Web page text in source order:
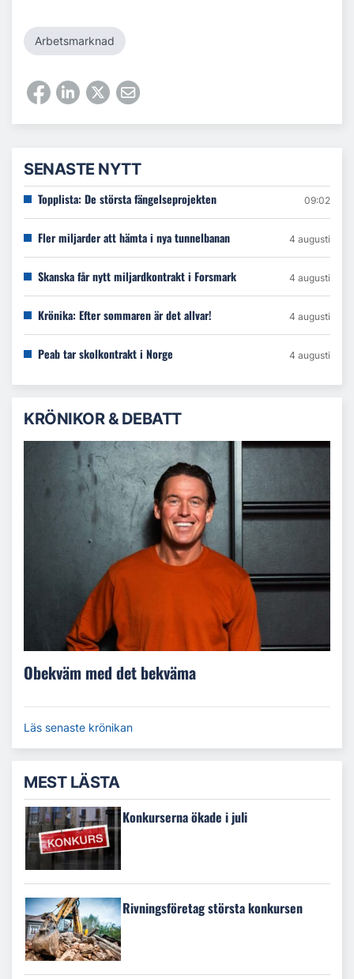
Arbetsmarknad
SENASTE NYTT
Topplista: De största fängelseprojekten 09:02
Fler miljarder att hämta i nya tunnelbanan 4 augusti
Skanska får nytt miljardkontrakt i Forsmark 4 augusti
Krönika: Efter sommaren är det allvar! 4 augusti
Peab tar skolkontrakt i Norge 4 augusti
KRÖNIKOR & DEBATT
Obekväm med det bekväma
Läs senaste krönikan
MEST LÄSTA
Konkurserna ökade i juli
Rivningsföretag största konkursen